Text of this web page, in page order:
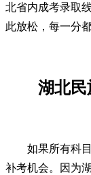
北省内成考录取
此放松，每一分
湖北民
如果所有科
补考机会。因为